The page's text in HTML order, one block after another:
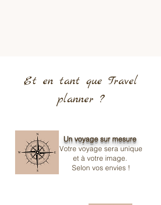
Et en tant que Travel
planner ?
Un voyage sur mesure
Votre voyage sera unique
et à votre image.
Selon vos envies !